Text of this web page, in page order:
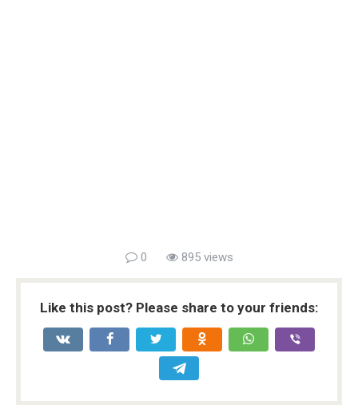
0 895 views
Like this post? Please share to your friends: